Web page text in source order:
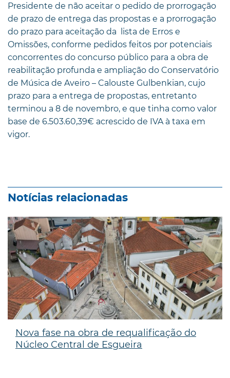
Presidente de não aceitar o pedido de prorrogação
de prazo de entrega das propostas e a prorrogação
do prazo para aceitação da lista de Erros e
Omissões, conforme pedidos feitos por potenciais
concorrentes do concurso público para a obra de
reabilitação profunda e ampliação do Conservatório
de Música de Aveiro – Calouste Gulbenkian, cujo
prazo para a entrega de propostas, entretanto
terminou a 8 de novembro, e que tinha como valor
base de 6.503.60,39€ acrescido de IVA à taxa em
vigor.
Notícias relacionadas
Nova fase na obra de requalificação do
Núcleo Central de Esgueira